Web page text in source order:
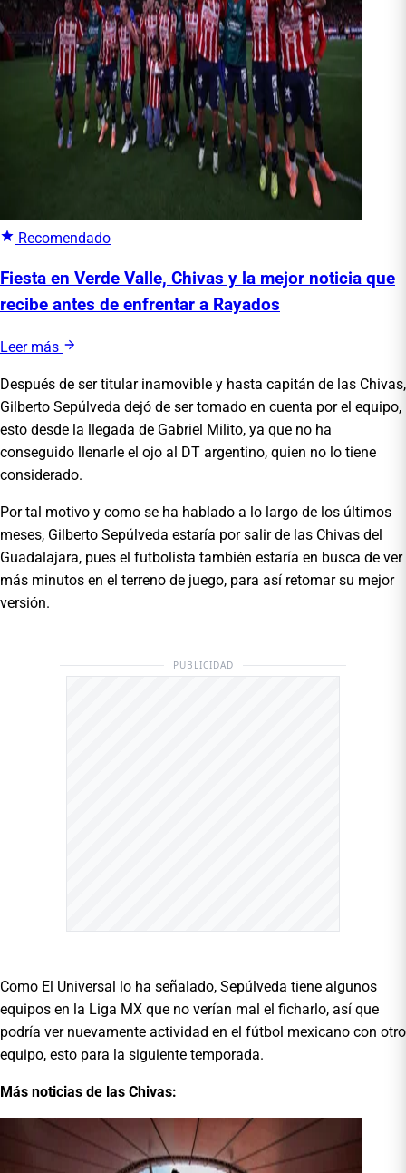
Recomendado
Fiesta en Verde Valle, Chivas y la mejor noticia que
recibe antes de enfrentar a Rayados
Leer más
Después de ser titular inamovible y hasta capitán de las Chivas,
Gilberto Sepúlveda dejó de ser tomado en cuenta por el equipo,
esto desde la llegada de Gabriel Milito, ya que no ha
conseguido llenarle el ojo al DT argentino, quien no lo tiene
considerado.
Por tal motivo y como se ha hablado a lo largo de los últimos
meses, Gilberto Sepúlveda estaría por salir de las Chivas del
Guadalajara, pues el futbolista también estaría en busca de ver
más minutos en el terreno de juego, para así retomar su mejor
versión.
PUBLICIDAD
Como El Universal lo ha señalado, Sepúlveda tiene algunos
equipos en la Liga MX que no verían mal el ficharlo, así que
podría ver nuevamente actividad en el fútbol mexicano con otro
equipo, esto para la siguiente temporada.
Más noticias de las Chivas: